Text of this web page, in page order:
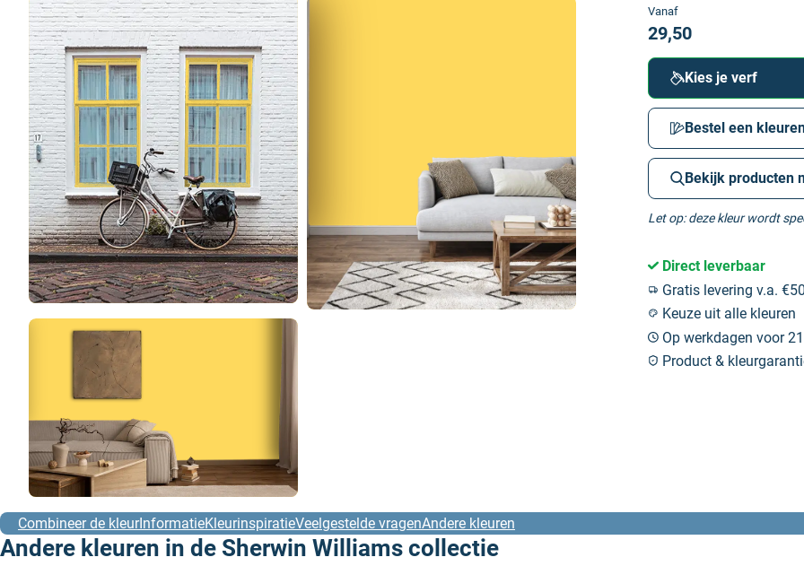
Vanaf
29,50
Kies je verf
Bestel een
Bekijk producten
Let op: deze kleur wordt
Direct leverbaar
Gratis levering v.a.
Keuze uit alle kleuren
Op werkdagen voor
Product &
Combineer de kleurInformatieKleurinspiratieVeelgestelde vragenAndere kleuren
Andere kleuren in de Sherwin Williams collectie